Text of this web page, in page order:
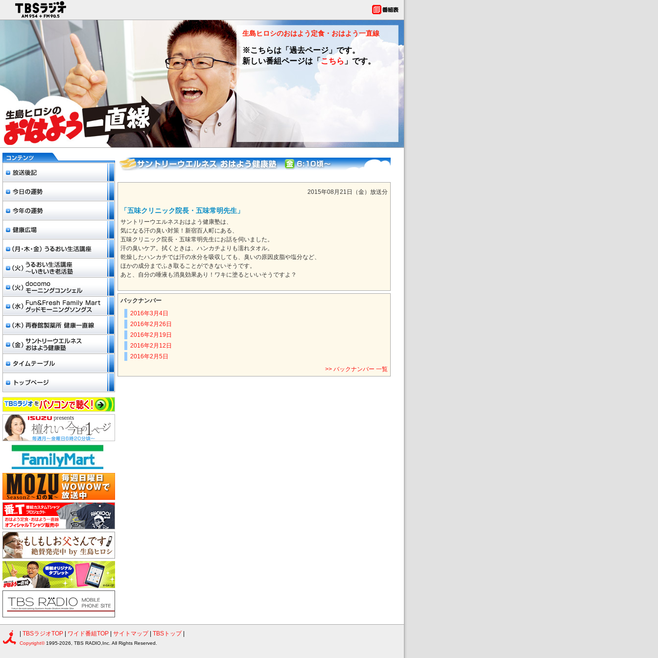
生島ヒロシのおはよう定食・おはよう一直線
※こちらは「過去ページ」です。
新しい番組ページは「こちら 」です。
2015年08月21日（金）放送分
「五味クリニック院長・五味常明先生」
サントリーウエルネスおはよう健康塾は、
気になる汗の臭い対策！新宿百人町にある、
五味クリニック院長・五味常明先生にお話を伺いました。
汗の臭いケア。拭くときは、ハンカチよりも濡れタオル。
乾燥したハンカチでは汗の水分を吸収しても、臭いの原因皮脂や塩分など、
ほかの成分までふき取ることができないそうです。
あと、自分の唾液も消臭効果あり！ワキに塗るといいそうですよ？
バックナンバー
2016年3月4日
2016年2月26日
2016年2月19日
2016年2月12日
2016年2月5日
>> バックナンバー 一覧
TBSラジオTOP ワイド番組TOP サイトマップ TBSトップ|
Copyright© 1995-2026, TBS RADIO,Inc. All Rights Reserved.